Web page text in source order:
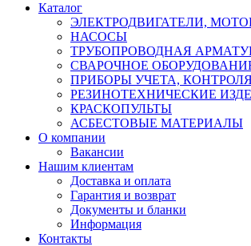
Каталог
ЭЛЕКТРОДВИГАТЕЛИ,
НАСОСЫ
ТРУБОПРОВОДНАЯ
СВАРОЧНОЕ
ПРИБОРЫ УЧЕТА,
РЕЗИНОТЕХНИЧЕСКИЕ
КРАСКОПУЛЬТЫ
АСБЕСТОВЫЕ МАТЕРИАЛЫ
О компании
Вакансии
Нашим клиентам
Доставка и оплата
Гарантия и возврат
Документы и бланки
Информация
Контакты